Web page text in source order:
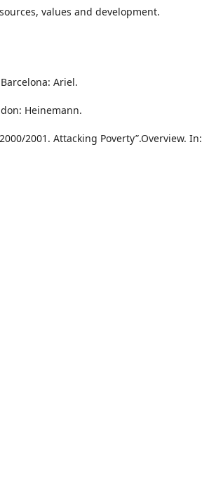
values and development.
Ariel.
Heinemann.
2001. Attacking Poverty”.Overview. In: